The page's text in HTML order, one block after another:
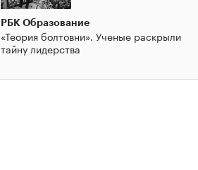
РБК Образование
«Теория болтовни». Ученые раскрыли
тайну лидерства